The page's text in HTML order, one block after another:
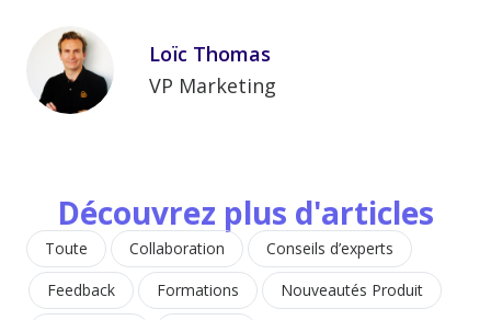
Loïc Thomas
VP Marketing
Découvrez plus d'articles
Toute Collaboration
Conseils d’experts
Feedback
Formations
Nouveautés Produit